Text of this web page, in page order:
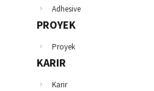
Adhesive
PROYEK
Proyek
KARIR
Karir